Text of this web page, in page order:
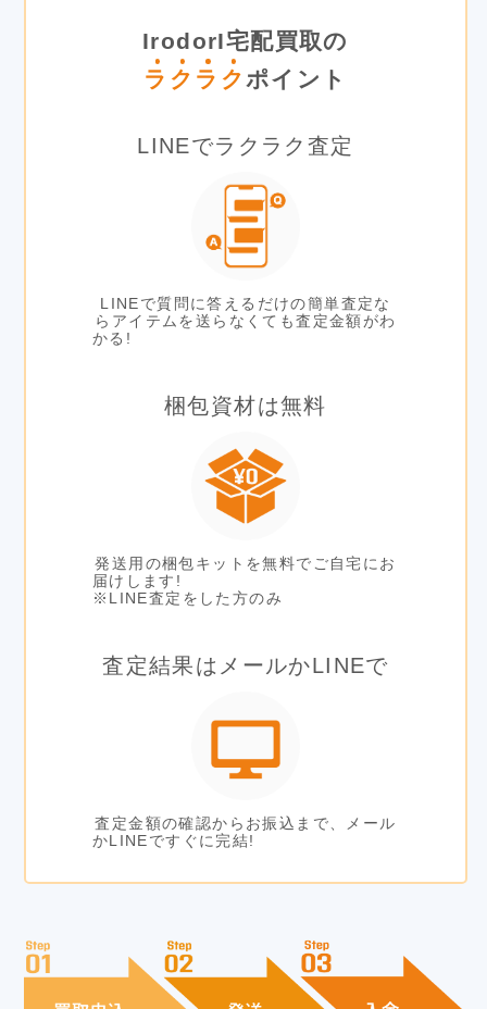
IrodorI宅配買取の
ラ ク ラ クポイント
LINEでラクラク査定
LINEで質問に答えるだけの簡単査定な
らアイテムを送らなくても査定金額がわ
かる!
梱包資材は無料
発送用の梱包キットを無料でご自宅にお
届けします!
※LINE査定をした方のみ
査定結果はメールかLINEで
査定金額の確認からお振込まで、メール
かLINEですぐに完結!